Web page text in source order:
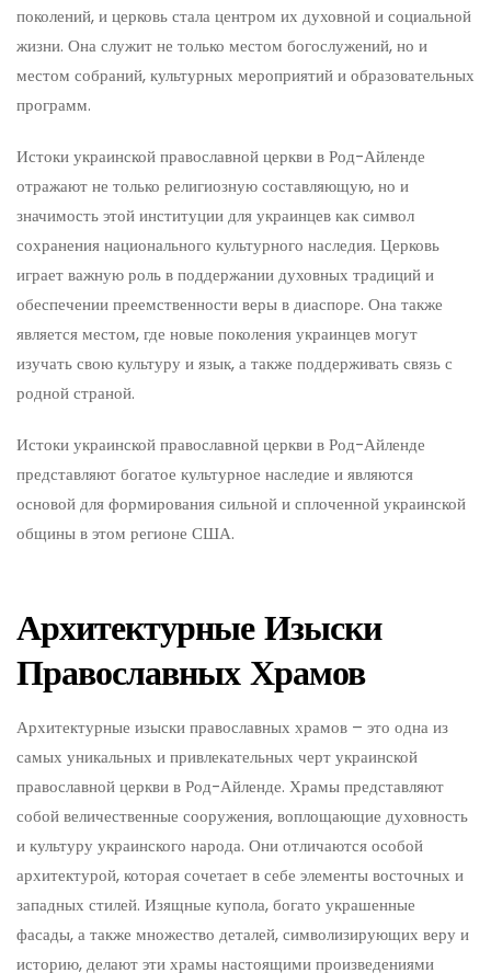
поколений, и церковь стала центром их духовной и социальной
жизни. Она служит не только местом богослужений, но и
местом собраний, культурных мероприятий и образовательных
программ.
Истоки украинской православной церкви в Род-Айленде
отражают не только религиозную составляющую, но и
значимость этой институции для украинцев как символ
сохранения национального культурного наследия. Церковь
играет важную роль в поддержании духовных традиций и
обеспечении преемственности веры в диаспоре. Она также
является местом, где новые поколения украинцев могут
изучать свою культуру и язык, а также поддерживать связь с
родной страной.
Истоки украинской православной церкви в Род-Айленде
представляют богатое культурное наследие и являются
основой для формирования сильной и сплоченной украинской
общины в этом регионе США.
Архитектурные Изыски
Православных Храмов
Архитектурные изыски православных храмов – это одна из
самых уникальных и привлекательных черт украинской
православной церкви в Род-Айленде. Храмы представляют
собой величественные сооружения, воплощающие духовность
и культуру украинского народа. Они отличаются особой
архитектурой, которая сочетает в себе элементы восточных и
западных стилей. Изящные купола, богато украшенные
фасады, а также множество деталей, символизирующих веру и
историю, делают эти храмы настоящими произведениями